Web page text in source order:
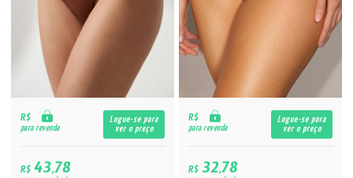
R$
para revenda
Logue-se para
ver o preço
R$43,78
R$
para revenda
Logue-se para
ver o preço
R$32,78